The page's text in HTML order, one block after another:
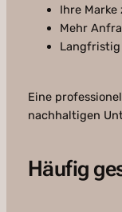
Ihre Marke
Mehr
Langfristig
Eine
nachhaltigen
Häufig